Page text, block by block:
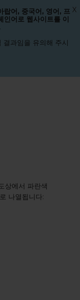
메뉴
상에서 파란색
나열됩니다:
뉴
랍어, 중국어, 영어, 프
인어로 웹사이트를 이
과임을 유의해 주시
X